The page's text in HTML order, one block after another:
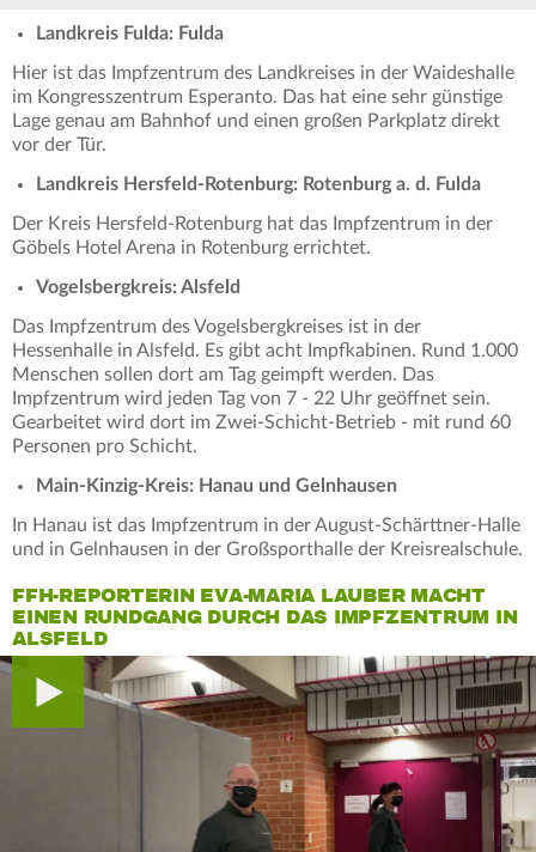
Landkreis Fulda: Fulda
Hier ist das Impfzentrum des Landkreises in der Waideshalle
im Kongresszentrum Esperanto. Das hat eine sehr günstige
Lage genau am Bahnhof und einen großen Parkplatz direkt
vor der Tür.
Landkreis Hersfeld-Rotenburg: Rotenburg a. d. Fulda
Der Kreis Hersfeld-Rotenburg hat das Impfzentrum in der
Göbels Hotel Arena in Rotenburg errichtet.
Vogelsbergkreis: Alsfeld
Das Impfzentrum des Vogelsbergkreises ist in der
Hessenhalle in Alsfeld. Es gibt acht Impfkabinen. Rund 1.000
Menschen sollen dort am Tag geimpft werden. Das
Impfzentrum wird jeden Tag von 7 - 22 Uhr geöffnet sein.
Gearbeitet wird dort im Zwei-Schicht-Betrieb - mit rund 60
Personen pro Schicht.
Main-Kinzig-Kreis: Hanau und Gelnhausen
In Hanau ist das Impfzentrum in der August-Schärttner-Halle
und in Gelnhausen in der Großsporthalle der Kreisrealschule.
FFH-REPORTERIN EVA-MARIA LAUBER MACHT
EINEN RUNDGANG DURCH DAS IMPFZENTRUM IN
ALSFELD